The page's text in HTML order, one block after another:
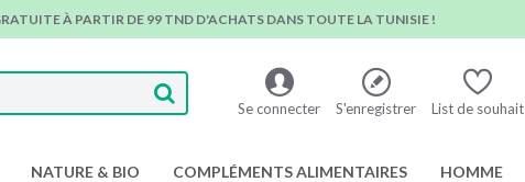
À PARTIR DE 99 TND D'ACHATS DANS TOUTE LA TUNISIE !
Se connecter S'enregistrer List de souhait
NATURE & BIO COMPLÉMENTS ALIMENTAIRES HOMME